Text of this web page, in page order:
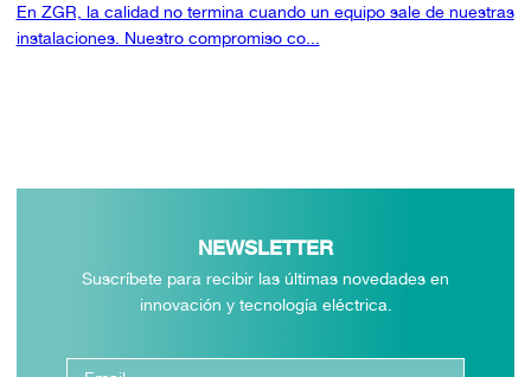
En ZGR, la calidad no termina cuando un equipo sale de nuestras
instalaciones. Nuestro compromiso co...
NEWSLETTER
Suscríbete para recibir las últimas novedades en
innovación y tecnología eléctrica.